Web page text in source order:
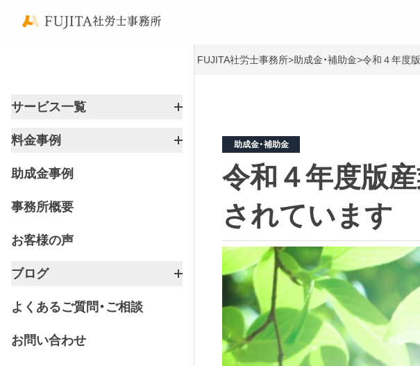
サービス一覧
料金事例
助成金事例
事務所概要
お客様の声
ブログ
よくあるご質問・ご相談
お問い合わせ
FUJITA社労士事務所>助成金・補助金>令和４年度
助成金・補助金
令和４年度版
されています